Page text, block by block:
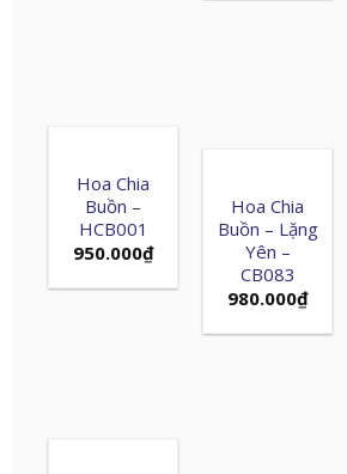
Hoa Chia
Buồn –
HCB001
950.000₫
Hoa Chia
Buồn – Lặng
Yên –
CB083
980.000₫